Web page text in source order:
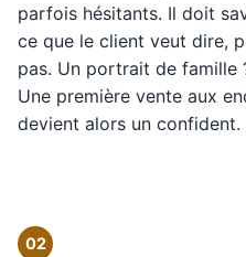
parfois hésitants. Il doit
ce que le client veut dire,
pas. Un portrait de famille
Une première vente aux
devient alors un confident.
02